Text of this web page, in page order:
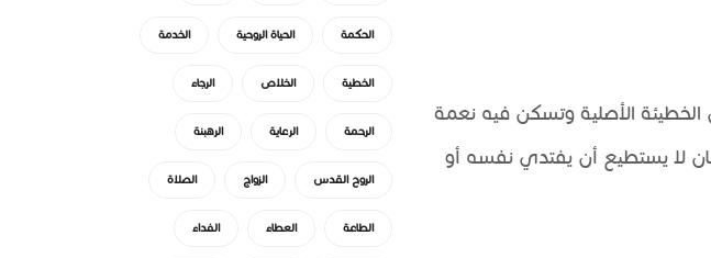
الأصلية وتسكن فيه نعمة
لا يستطيع أن يفتدي نفسه أو
الحكمة الحياة الروحية الخدمة
الخطية الخلاص الرجاء
الرحمة الرعاية الرهبنة
الروح القدس الزواج الصلاة
الطاعة العطاء الفداء